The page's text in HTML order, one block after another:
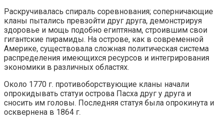
Раскручивалась спираль соревнования; соперничающие
кланы пытались превзойти друг друга, демонстрируя
здоровье и мощь подобно египтянам, строившим свои
гигантские пирамиды. На острове, как в современной
Америке, существовала сложная политическая система
распределения имеющихся ресурсов и интегрирования
экономики в различных областях.
Около 1770 г. противоборствующие кланы начали
опрокидывать статуи острова Пасха друг у друга и
сносить им головы. Последняя статуя была опрокинута и
осквернена в 1864 г.